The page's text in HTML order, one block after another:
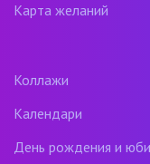
Карта желаний
Коллажи
Календари
День рождения и